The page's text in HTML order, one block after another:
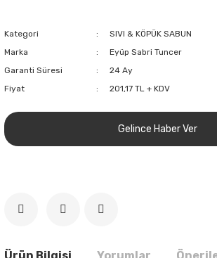
Kategori
SIVI & KÖPÜK SABUN
Marka
Eyüp Sabri Tuncer
Garanti Süresi
24 Ay
Fiyat
201,17 TL + KDV
Gelince Haber Ver
Ürün Bilgisi Yorumlar